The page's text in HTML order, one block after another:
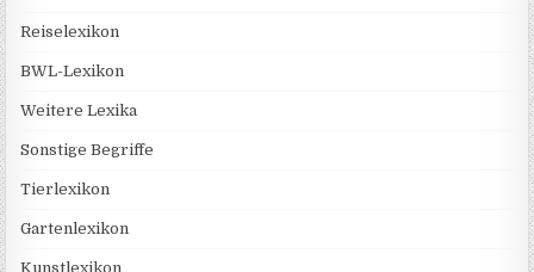
Reiselexikon
BWL-Lexikon
Weitere Lexika
Sonstige Begriffe
Tierlexikon
Gartenlexikon
Kunstlexikon